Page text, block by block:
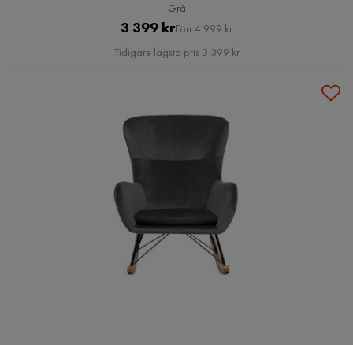
Grå
Pris
3 399 krOriginal
Pris
Förr 4 999 kr
Tidigare lägsta pris 3 399 kr